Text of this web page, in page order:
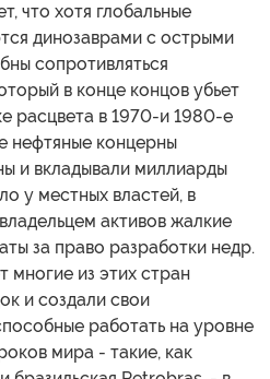
что хотя глобальные
динозаврами с острыми
сопротивляться
в конце концов убьет
расцвета в 1970-и 1980-е
нефтяные концерны
и вкладывали миллиарды
у местных властей, в
активов жалкие
за право разработки недр.
многие из этих стран
и создали свои
работать на уровне
мира - такие, как